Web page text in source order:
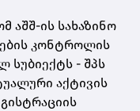
აშშ-ის სახაზინო
კონტროლის
სუბიექტს - შპს
აქტივის